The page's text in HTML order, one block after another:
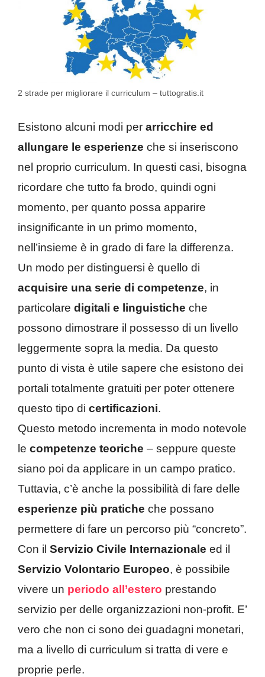
2 strade per migliorare il curriculum – tuttogratis.it
Esistono alcuni modi per arricchire ed
allungare le esperienze che si inseriscono
nel proprio curriculum. In questi casi, bisogna
ricordare che tutto fa brodo, quindi ogni
momento, per quanto possa apparire
insignificante in un primo momento,
nell’insieme è in grado di fare la differenza.
Un modo per distinguersi è quello di
acquisire una serie di competenze, in
particolare digitali e linguistiche che
possono dimostrare il possesso di un livello
leggermente sopra la media. Da questo
punto di vista è utile sapere che esistono dei
portali totalmente gratuiti per poter ottenere
questo tipo di certificazioni.
Questo metodo incrementa in modo notevole
le competenze teoriche – seppure queste
siano poi da applicare in un campo pratico.
Tuttavia, c’è anche la possibilità di fare delle
esperienze più pratiche che possano
permettere di fare un percorso più “concreto”.
Con il Servizio Civile Internazionale ed il
Servizio Volontario Europeo, è possibile
vivere un periodo all’estero prestando
servizio per delle organizzazioni non-profit. E’
vero che non ci sono dei guadagni monetari,
ma a livello di curriculum si tratta di vere e
proprie perle.